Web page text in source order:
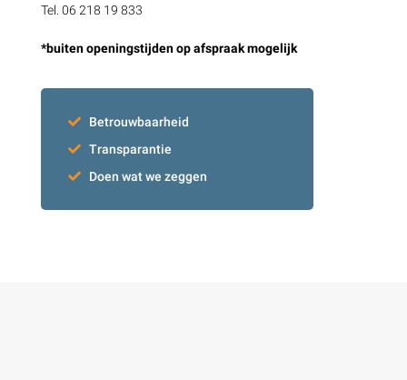
Tel. 06 218 19 833
*buiten openingstijden op afspraak mogelijk
Betrouwbaarheid
Transparantie
Doen wat we zeggen